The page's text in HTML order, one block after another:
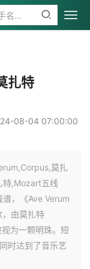
扎特
08-04 07:00:00
莫扎
特,Mozart五线
，《Ave Verum
由莫扎特
为一颗明珠。短
时达到了音乐艺